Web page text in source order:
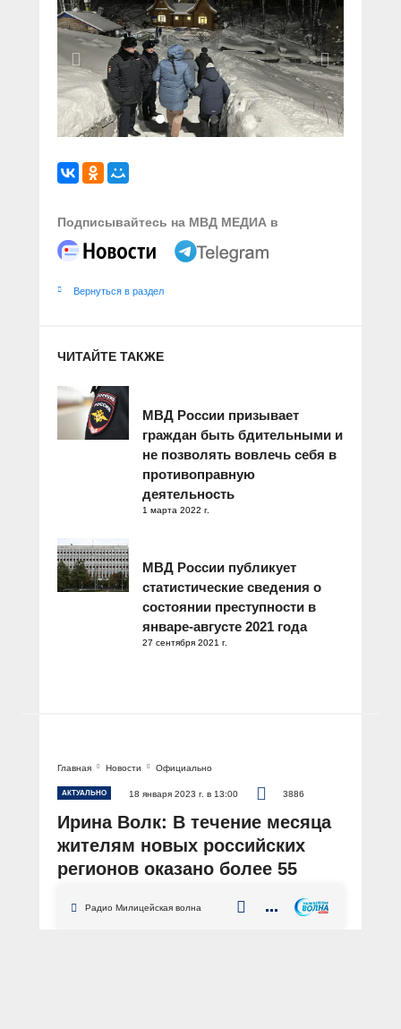
Подписывайтесь на МВД МЕДИА в
Вернуться в раздел
ЧИТАЙТЕ ТАКЖЕ
МВД России призывает
граждан быть бдительными и
не позволять вовлечь себя в
противоправную
деятельность
1 марта 2022 г.
МВД России публикует
статистические сведения о
состоянии преступности в
январе-августе 2021 года
27 сентября 2021 г.
Главная Новости Официально
АКТУАЛЬНО 18 января 2023 г. в 13:00 3886
Ирина Волк: В течение месяца
жителям новых российских
регионов оказано более 55
по линии Госавтоинспекции
Радио Милицейская волна